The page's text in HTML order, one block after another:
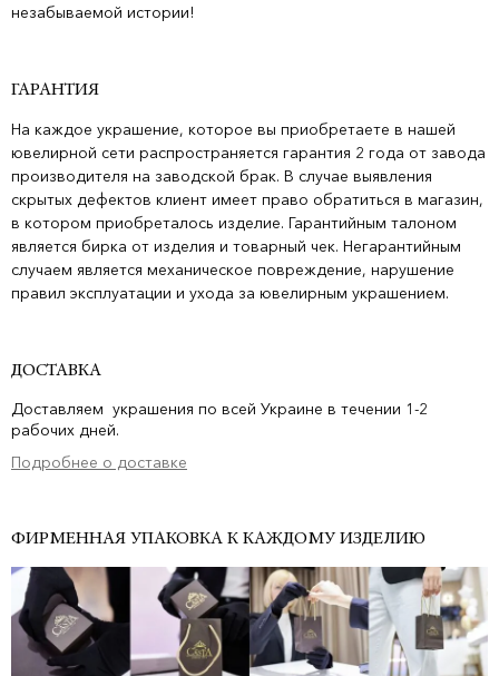
незабываемой истории!
ГАРАНТИЯ
На каждое украшение, которое вы приобретаете в нашей
ювелирной сети распространяется гарантия 2 года от завода
производителя на заводской брак. В случае выявления
скрытых дефектов клиент имеет право обратиться в магазин,
в котором приобреталось изделие. Гарантийным талоном
является бирка от изделия и товарный чек. Негарантийным
случаем является механическое повреждение, нарушение
правил эксплуатации и ухода за ювелирным украшением.
ДОСТАВКА
Доставляем украшения по всей Украине в течении 1-2
рабочих дней.
Подробнее о доставке
ФИРМЕННАЯ УПАКОВКА К КАЖДОМУ ИЗДЕЛИЮ